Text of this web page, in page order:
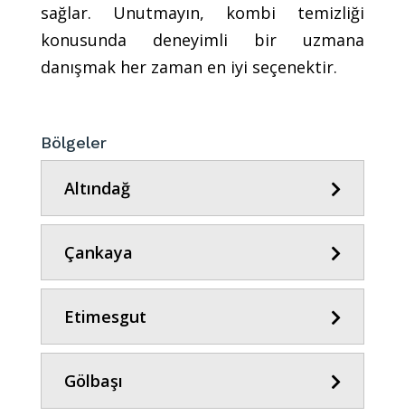
sağlar. Unutmayın, kombi temizliği
konusunda deneyimli bir uzmana
danışmak her zaman en iyi seçenektir.
Bölgeler
Altındağ
Çankaya
Etimesgut
Gölbaşı